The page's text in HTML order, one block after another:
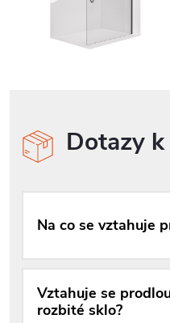
Dotazy
Na co se vztahuje
Vztahuje se
rozbité sklo?